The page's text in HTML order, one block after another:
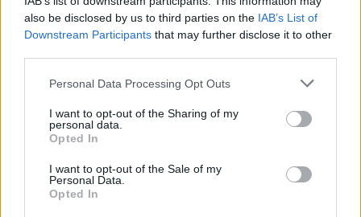
also be disclosed by us to third parties on the IAB’s List of
Downstream Participants that may further disclose it to other
Personal Data Processing Opt Outs
I want to opt-out of the Sharing of my
personal data.
Opted In
I want to opt-out of the Sale of my
Personal Data.
Opted In
Casa-Museu Teixeira Lopes promove oficinas